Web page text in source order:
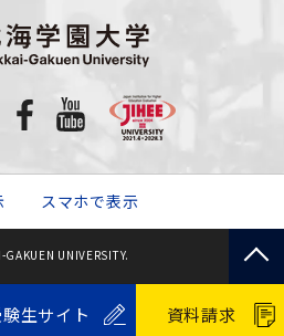
生サイト 資料請求
スマホで表示
UNIVERSITY.